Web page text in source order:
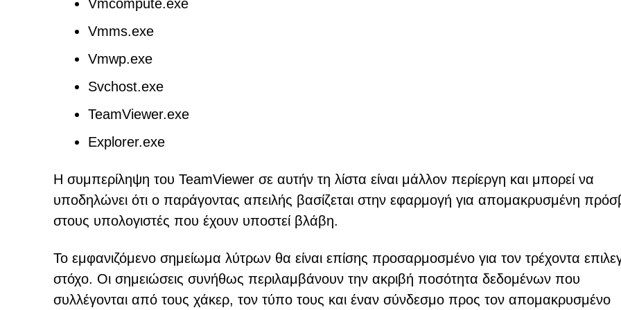
Vmcompute.exe
Vmms.exe
Vmwp.exe
Svchost.exe
TeamViewer.exe
Explorer.exe
Η συμπερίληψη του TeamViewer σε αυτήν τη λίστα είναι μάλλον περίεργη και μπορεί να
υποδηλώνει ότι ο παράγοντας απειλής βασίζεται στην εφαρμογή για απομακρυσμένη
στους υπολογιστές που έχουν υποστεί βλάβη.
Το εμφανιζόμενο σημείωμα λύτρων θα είναι επίσης προσαρμοσμένο για τον τρέχοντα
στόχο. Οι σημειώσεις συνήθως περιλαμβάνουν την ακριβή ποσότητα δεδομένων που
συλλέγονται από τους χάκερ, τον τύπο τους και έναν σύνδεσμο προς τον απομακρυσμένο